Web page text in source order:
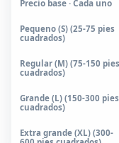
Precio base · Cada uno